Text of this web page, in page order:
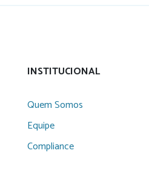
INSTITUCIONAL
Quem Somos
Equipe
Compliance